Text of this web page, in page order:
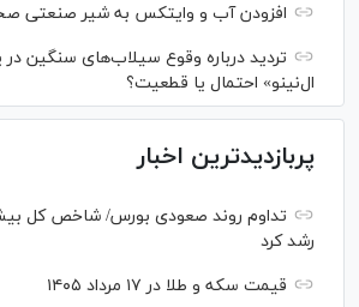
افزودن آب و وایتکس به شیر صنعتی
تردید درباره وقوع سیلاب‌های سنگین در
ال‌نینو» احتمال یا قطعیت؟
پربازدیدترین اخبار
رشد کرد
قیمت سکه و طلا در ۱۷ مرداد ۱۴۰۵